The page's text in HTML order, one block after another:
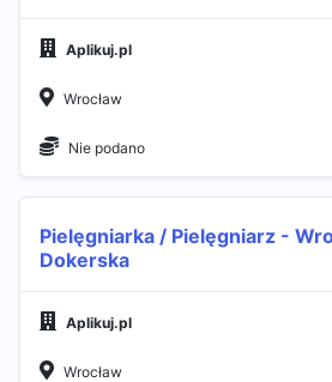
Aplikuj.pl
Wrocław
Nie podano
Pielęgniarka / Pielęgniarz -
Dokerska
Aplikuj.pl
Wrocław